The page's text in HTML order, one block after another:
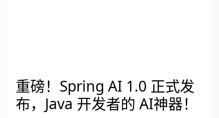
重磅！Spring AI 1.0 正式发
布，Java 开发者的 AI神器！